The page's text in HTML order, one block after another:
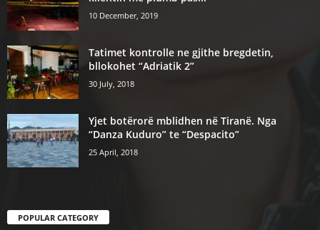
10 December, 2019
Tatimet kontrolle ne gjithe bregdetin,
bllokohet “Adriatik 2”
30 July, 2018
Yjet botërorë mblidhen në Tiranë. Nga
“Danza Kuduro” te “Despacito”
25 April, 2018
POPULAR CATEGORY